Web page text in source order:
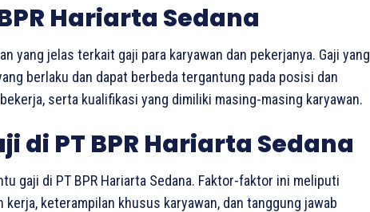
Hariarta Sedana
yang jelas terkait gaji para karyawan dan pekerjanya. Gaji yang
berlaku dan dapat berbeda tergantung pada posisi dan
serta kualifikasi yang dimiliki masing-masing karyawan.
di PT BPR Hariarta Sedana
gaji di PT BPR Hariarta Sedana. Faktor-faktor ini meliputi
keterampilan khusus karyawan, dan tanggung jawab